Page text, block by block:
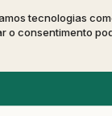
tecnologias
o consentimento